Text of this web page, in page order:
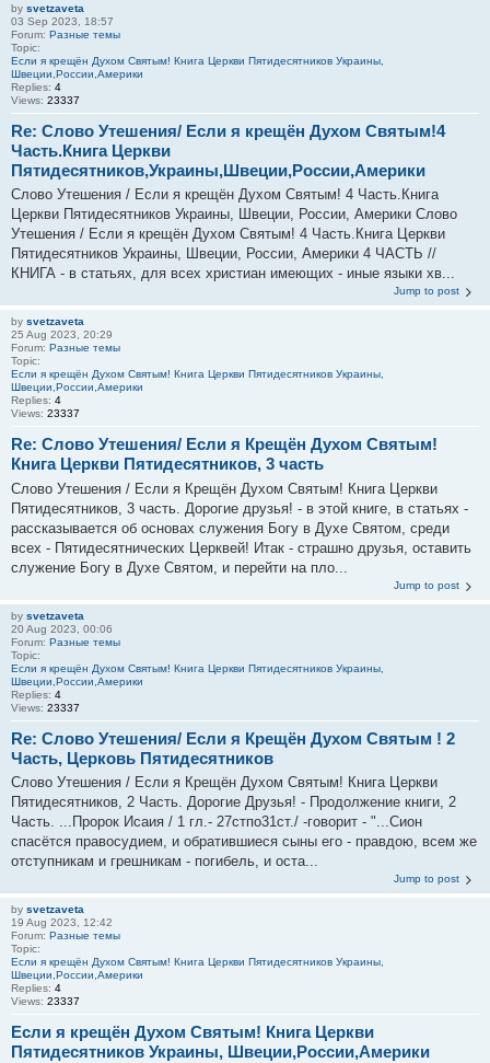
by svetzaveta
03 Sep 2023, 18:57
Forum: Разные темы
Topic:
Если я крещён Духом Святым! Книга Церкви Пятидесятников Украины,
Швеции,России,Америки
Replies: 4
Views: 23337
Re: Слово Утешения/ Если я крещён Духом Святым!4
Часть.Книга Церкви
Пятидесятников,Украины,Швеции,России,Америки
Слово Утешения / Если я крещён Духом Святым! 4 Часть.Книга
Церкви Пятидесятников Украины, Швеции, России, Америки Слово
Утешения / Если я крещён Духом Святым! 4 Часть.Книга Церкви
Пятидесятников Украины, Швеции, России, Америки 4 ЧАСТЬ //
КНИГА - в статьях, для всех христиан имеющих - иные языки хв...
Jump to post
by svetzaveta
25 Aug 2023, 20:29
Forum: Разные темы
Topic:
Если я крещён Духом Святым! Книга Церкви Пятидесятников Украины,
Швеции,России,Америки
Replies: 4
Views: 23337
Re: Слово Утешения/ Если я Крещён Духом Святым!
Книга Церкви Пятидесятников, 3 часть
Слово Утешения / Если я Крещён Духом Святым! Книга Церкви
Пятидесятников, 3 часть. Дорогие друзья! - в этой книге, в статьях -
рассказывается об основах служения Богу в Духе Святом, среди
всех - Пятидесятнических Церквей! Итак - страшно друзья, оставить
служение Богу в Духе Святом, и перейти на пло...
Jump to post
by svetzaveta
20 Aug 2023, 00:06
Forum: Разные темы
Topic:
Если я крещён Духом Святым! Книга Церкви Пятидесятников Украины,
Швеции,России,Америки
Replies: 4
Views: 23337
Re: Слово Утешения/ Если я Крещён Духом Святым ! 2
Часть, Церковь Пятидесятников
Слово Утешения / Если я Крещён Духом Святым! Книга Церкви
Пятидесятников, 2 Часть. Дорогие Друзья! - Продолжение книги, 2
Часть. ...Пророк Исаия / 1 гл.- 27стпо31ст./ -говорит - "...Сион
спасётся правосудием, и обратившиеся сыны его - правдою, всем же
отступникам и грешникам - погибель, и оста...
Jump to post
by svetzaveta
19 Aug 2023, 12:42
Forum: Разные темы
Topic:
Если я крещён Духом Святым! Книга Церкви Пятидесятников Украины,
Швеции,России,Америки
Replies: 4
Views: 23337
Если я крещён Духом Святым! Книга Церкви
Пятидесятников Украины, Швеции,России,Америки